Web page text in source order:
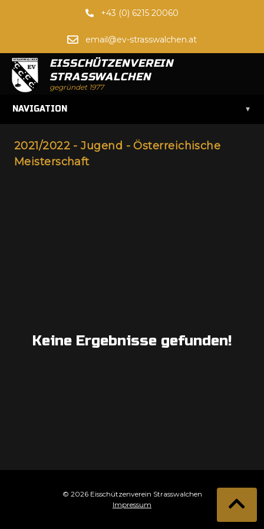
+43 (0) 6215 20060
email@ev-strasswalchen.at
EISSCHÜTZENVEREIN
STRASSWALCHEN
gegründet 1977
NAVIGATION ▾
2021/2022 - Jugend - Österreichische
Meisterschaft
Keine Ergebnisse gefunden!
© 2026 Eisschützenverein Strasswalchen
Impressum